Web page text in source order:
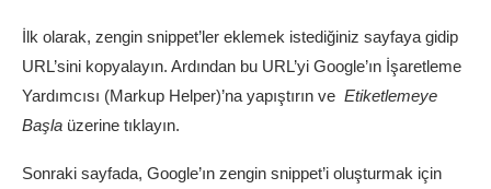
İlk olarak, zengin snippet’ler eklemek istediğiniz sayfaya gidip
URL’sini kopyalayın. Ardından bu URL’yi Google’ın İşaretleme
Yardımcısı (Markup Helper)’na yapıştırın ve Etiketlemeye
Başla üzerine tıklayın.
Sonraki sayfada, Google’ın zengin snippet’i oluşturmak için